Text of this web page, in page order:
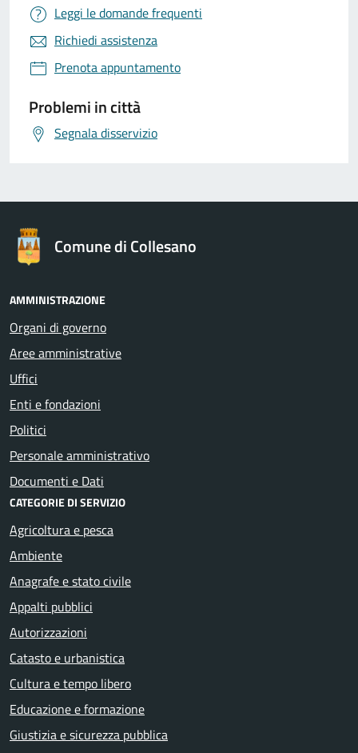
Leggi le domande frequenti
Richiedi assistenza
Prenota appuntamento
Problemi in città
Segnala disservizio
Comune di Collesano
AMMINISTRAZIONE
Organi di governo
Aree amministrative
Uffici
Enti e fondazioni
Politici
Personale amministrativo
Documenti e Dati
CATEGORIE DI SERVIZIO
Agricoltura e pesca
Ambiente
Anagrafe e stato civile
Appalti pubblici
Autorizzazioni
Catasto e urbanistica
Cultura e tempo libero
Educazione e formazione
Giustizia e sicurezza pubblica